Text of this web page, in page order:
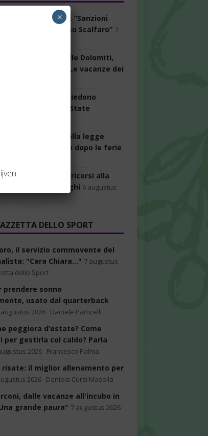
scrive a Fontana: “Sanzioni
le frasi offensive su Scalfaro” 7
Mattarella sulle Dolomiti,
in Sardegna. Le vacanze dei
FI. Gli azzurri chiedono
sul carcere, e lei: “State
alla Rai, fino alla legge
nodi in Parlamento dopo le ferie
oscurate. Tre ricorsi alla
l’accesso ai dialoghi 6 augustus
DELLO SPORT
il servizio commovente del
"Cara Chiara..." 7 augustus
dello Sport
prendere sonno
usato dal quarterback
augustus 2026 Daniele Particelli
peggiora d’estate? Come
per gestirla col caldo? Parla
2026 Francesco Palma
risate: il miglior allenamento per
2026 Daniela Cursi Masella
dalle vacanze all'incubo in
grande paura" 7 augustus 2026
×